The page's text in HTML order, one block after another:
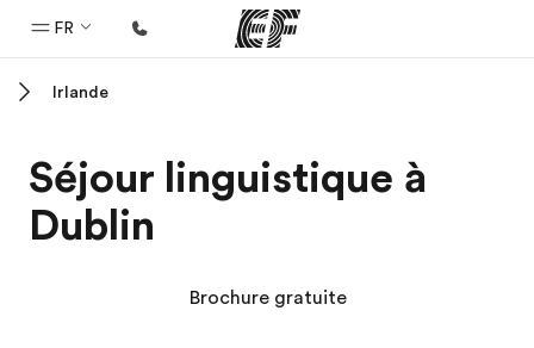
FR
Programmes
Nos offres
Irlande
Séjour linguistique à
Dublin
Brochure gratuite